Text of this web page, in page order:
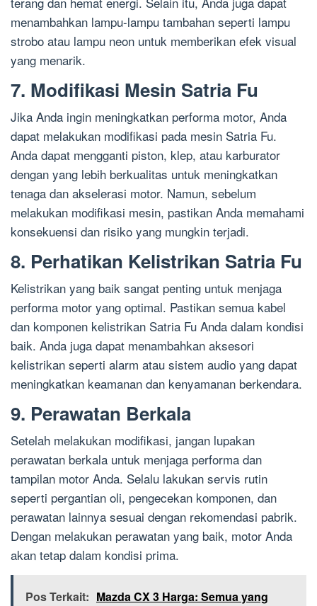
menambahkan lampu-lampu tambahan seperti lampu
strobo atau lampu neon untuk memberikan efek visual
yang menarik.
7. Modifikasi Mesin Satria Fu
Jika Anda ingin meningkatkan performa motor, Anda
dapat melakukan modifikasi pada mesin Satria Fu.
Anda dapat mengganti piston, klep, atau karburator
dengan yang lebih berkualitas untuk meningkatkan
tenaga dan akselerasi motor. Namun, sebelum
melakukan modifikasi mesin, pastikan Anda memahami
konsekuensi dan risiko yang mungkin terjadi.
8. Perhatikan Kelistrikan Satria Fu
Kelistrikan yang baik sangat penting untuk menjaga
performa motor yang optimal. Pastikan semua kabel
dan komponen kelistrikan Satria Fu Anda dalam kondisi
baik. Anda juga dapat menambahkan aksesori
kelistrikan seperti alarm atau sistem audio yang dapat
meningkatkan keamanan dan kenyamanan berkendara.
9. Perawatan Berkala
Setelah melakukan modifikasi, jangan lupakan
perawatan berkala untuk menjaga performa dan
tampilan motor Anda. Selalu lakukan servis rutin
seperti pergantian oli, pengecekan komponen, dan
perawatan lainnya sesuai dengan rekomendasi pabrik.
Dengan melakukan perawatan yang baik, motor Anda
akan tetap dalam kondisi prima.
Pos Terkait: Mazda CX 3 Harga: Semua yang